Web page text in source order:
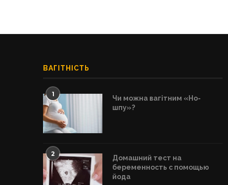
ВАГІТНІСТЬ
1
Чи можна вагітним «Но-
шпу»?
2
Домашний тест на
беременность с помощью
йода